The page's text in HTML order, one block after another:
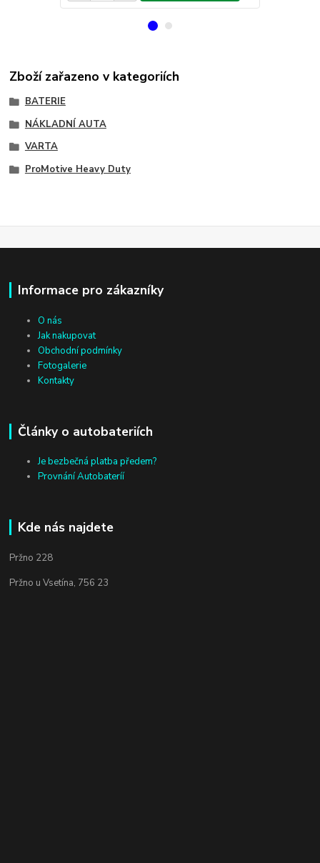
Zboží zařazeno v kategoriích
BATERIE
NÁKLADNÍ AUTA
VARTA
ProMotive Heavy Duty
Informace pro zákazníky
O nás
Jak nakupovat
Obchodní podmínky
Fotogalerie
Kontakty
Články o autobateriích
Je bezbečná platba předem?
Provnání Autobateríí
Kde nás najdete
Pržno 228
Pržno u Vsetína, 756 23